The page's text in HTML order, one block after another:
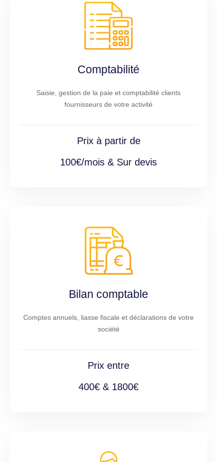
Comptabilité
Saisie, gestion de la paie et comptabilité clients
fournisseurs de votre activité
Prix à partir de
100€/mois & Sur devis
Bilan comptable
Comptes annuels, liasse fiscale et déclarations de votre
société
Prix entre
400€ & 1800€